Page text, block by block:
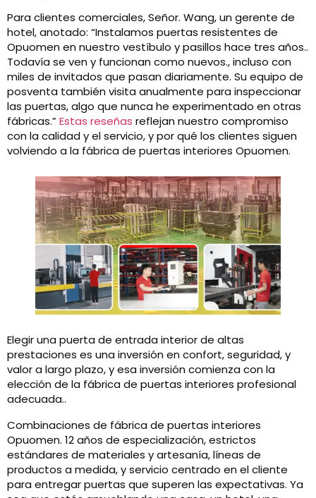
Para clientes comerciales, Señor. Wang, un gerente de
hotel, anotado: “Instalamos puertas resistentes de
Opuomen en nuestro vestíbulo y pasillos hace tres años..
Todavía se ven y funcionan como nuevos., incluso con
miles de invitados que pasan diariamente. Su equipo de
posventa también visita anualmente para inspeccionar
las puertas, algo que nunca he experimentado en otras
fábricas.”Estas reseñas reflejan nuestro compromiso
con la calidad y el servicio, y por qué los clientes siguen
volviendo a la fábrica de puertas interiores Opuomen.
Elegir una puerta de entrada interior de altas
prestaciones es una inversión en confort, seguridad, y
valor a largo plazo, y esa inversión comienza con la
elección de la fábrica de puertas interiores profesional
adecuada..
Combinaciones de fábrica de puertas interiores
Opuomen. 12 años de especialización, estrictos
estándares de materiales y artesanía, líneas de
productos a medida, y servicio centrado en el cliente
para entregar puertas que superen las expectativas. Ya